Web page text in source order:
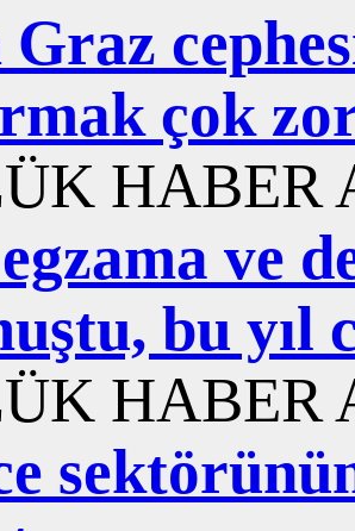
çok
HABER
ve
bu yıl
HABER